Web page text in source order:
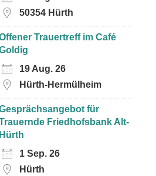
50354 Hürth
Trauertreff im Café
19 Aug. 26
Hürth-Hermülheim
für
Friedhofsbank Alt-
Hürth
1 Sep. 26
Hürth